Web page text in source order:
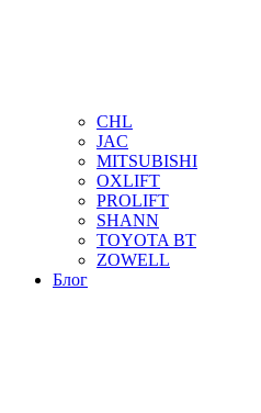
CHL
JAC
MITSUBISHI
OXLIFT
PROLIFT
SHANN
TOYOTA BT
ZOWELL
Блог